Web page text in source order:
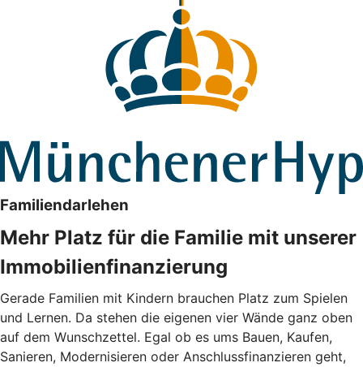
Familiendarlehen
Mehr Platz für die Familie mit unserer
Immobilienfinanzierung
Gerade Familien mit Kindern brauchen Platz zum Spielen
und Lernen. Da stehen die eigenen vier Wände ganz oben
auf dem Wunschzettel. Egal ob es ums Bauen, Kaufen,
Sanieren, Modernisieren oder Anschlussfinanzieren geht,